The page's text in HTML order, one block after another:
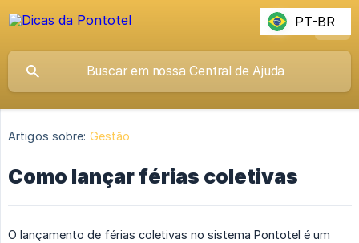
Artigos sobre: Gestão
Como lançar férias coletivas
O lançamento de férias coletivas no sistema Pontotel é um
PT-BR